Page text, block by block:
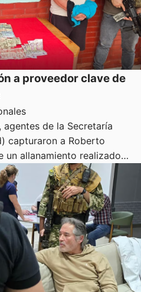
a proveedor clave de
agentes de la Secretaría
capturaron a Roberto
un allanamiento realizado…